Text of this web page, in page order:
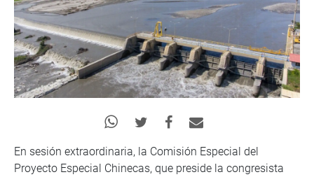
En sesión extraordinaria, la Comisión Especial del
Proyecto Especial Chinecas, que preside la congresista